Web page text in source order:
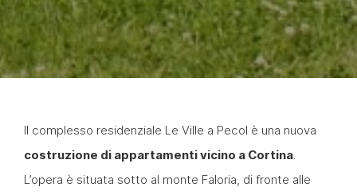
Il complesso residenziale Le Ville a Pecol è una nuova
costruzione di appartamenti vicino a Cortina.
L’opera è situata sotto al monte Faloria, di fronte alle